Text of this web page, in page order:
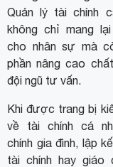
Quản lý tài chính
không chỉ mang
cho nhân sự mà
phần nâng cao
đội ngũ tư vấn.
Khi được trang bị
về tài chính cá
chính gia đình, lập
tài chính hay giáo